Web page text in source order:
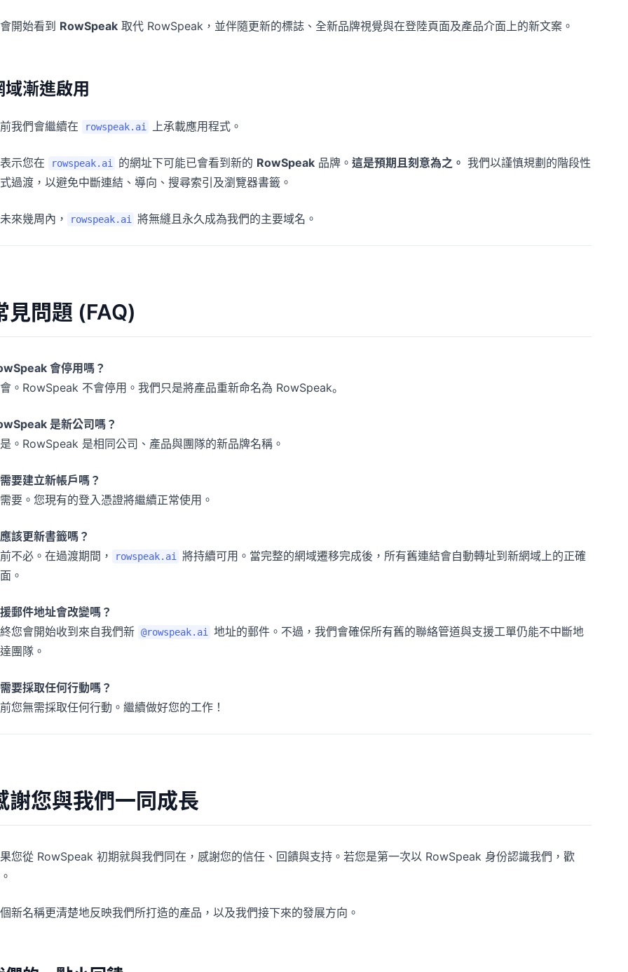
開始看到 RowSpeak 取代 RowSpeak，並伴隨更新的標誌、全新品牌視覺與在登陸頁面及產品介面上的新文案。
域漸進啟用
我們會繼續在 rowspeak.ai 上承載應用程式。
示您在 rowspeak.ai 的網址下可能已會看到新的 RowSpeak 品牌。 這是預期且刻意為之。 我們以謹慎規劃的階段性
過渡，以避免中斷連結、導向、搜尋索引及瀏覽器書籤。
來幾周內， rowspeak.ai 將無縫且永久成為我們的主要域名。
見問題 (FAQ)
會停用嗎？
。RowSpeak 不會停用。我們只是將產品重新命名為 RowSpeak。
是新公司嗎？
。RowSpeak 是相同公司、產品與團隊的新品牌名稱。
要建立新帳戶嗎？
要。您現有的登入憑證將繼續正常使用。
該更新書籤嗎？
不必。在過渡期間，
rowspeak.ai
將持續可用。當完整的網域遷移完成後，所有舊連結會自動轉址到新網域上的正確
。
郵件地址會改變嗎？
您會開始收到來自我們新 @rowspeak.ai
地址的郵件。不過，我們會確保所有舊的聯絡管道與支援工單仍能不中斷地
團隊。
要採取任何行動嗎？
您無需採取任何行動。繼續做好您的工作！
謝您與我們一同成長
您從 RowSpeak 初期就與我們同在，感謝您的信任、回饋與支持。若您是第一次以 RowSpeak 身份認識我們，歡
新名稱更清楚地反映我們所打造的產品，以及我們接下來的發展方向。